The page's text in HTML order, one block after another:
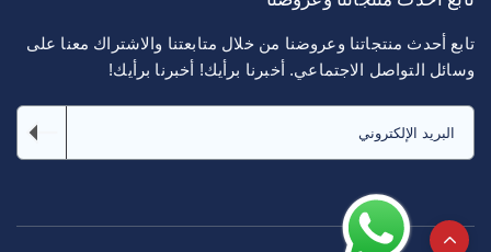
منتجاتنا وعروضنا من خلال متابعتنا والاشتراك معنا على
الاجتماعي. أخبرنا برأيك! أخبرنا برأيك!